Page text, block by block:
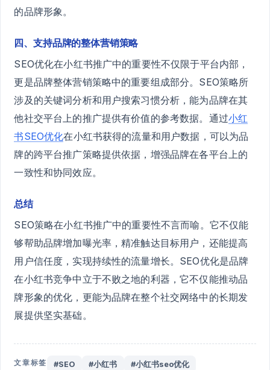
的品牌形象。
四、支持品牌的整体营销策略
SEO优化在小红书推广中的重要性不仅限于平台内部，
更是品牌整体营销策略中的重要组成部分。SEO策略所
涉及的关键词分析和用户搜索习惯分析，能为品牌在其
他社交平台上的推广提供有价值的参考数据。通过小红
书SEO优化在小红书获得的流量和用户数据，可以为品
牌的跨平台推广策略提供依据，增强品牌在各平台上的
一致性和协同效应。
总结
SEO策略在小红书推广中的重要性不言而喻。它不仅能
够帮助品牌增加曝光率，精准触达目标用户，还能提高
用户信任度，实现持续性的流量增长。SEO优化是品牌
在小红书竞争中立于不败之地的利器，它不仅能推动品
牌形象的优化，更能为品牌在整个社交网络中的长期发
展提供坚实基础。
文章标签 #SEO #小红书 #小红书seo优化